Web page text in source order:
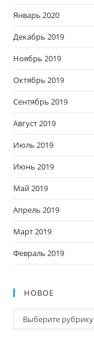
Январь 2020
Декабрь 2019
Ноябрь 2019
Октябрь 2019
Сентябрь 2019
Август 2019
Июль 2019
Июнь 2019
Май 2019
Апрель 2019
Март 2019
Февраль 2019
НОВОЕ
Новое
Выберите рубрику